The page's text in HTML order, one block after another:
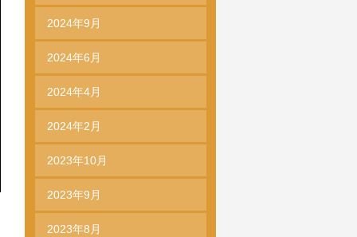
2024年9月
2024年6月
2024年4月
2024年2月
2023年10月
2023年9月
2023年8月